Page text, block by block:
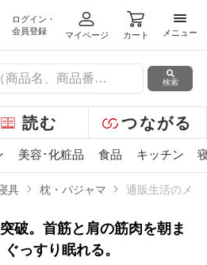
ログイン・
会員登録
マイページ カート
メニ
メニュー
検索
読む つながる
美容･化粧品 食品 キッチン
具 枕・パジャマ 通販生活のメデ
破。首筋と肩の筋肉を朝ま
っすり眠れる。